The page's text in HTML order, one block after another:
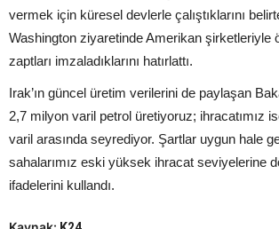
vermek için küresel devlerle çalıştıklarını
Washington ziyaretinde Amerikan şirketleriyle
zaptları imzaladıklarını hatırlattı.
Irak’ın güncel üretim verilerini de paylaşan
2,7 milyon varil petrol üretiyoruz; ihracatımız
varil arasında seyrediyor. Şartlar uygun hale
sahalarımız eski yüksek ihracat seviyelerine
ifadelerini kullandı.